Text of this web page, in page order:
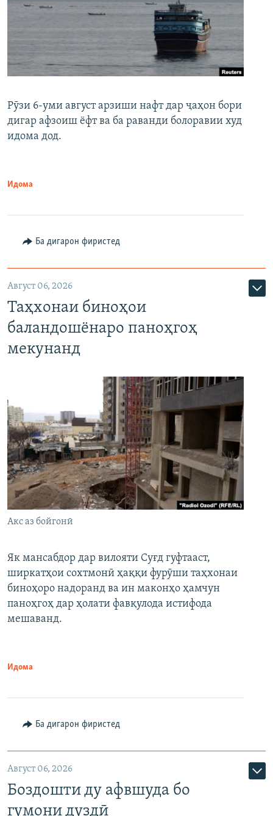
Рӯзи 6-уми август арзиши нафт дар ҷаҳон бори
дигар афзоиш ёфт ва ба раванди болоравии худ
идома дод.
Идома
Ба дигарон фиристед
Август 06, 2026
Таҳхонаи биноҳои
баландошёнаро паноҳгоҳ
мекунанд
Акс аз бойгонӣ
Як мансабдор дар вилояти Суғд гуфтааст,
ширкатҳои сохтмонӣ ҳаққи фурӯши таҳхонаи
биноҳоро надоранд ва ин маконҳо ҳамчун
паноҳгоҳ дар ҳолати фавқулода истифода
мешаванд.
Идома
Ба дигарон фиристед
Август 06, 2026
Боздошти ду афвшуда бо
гумони дуздӣ